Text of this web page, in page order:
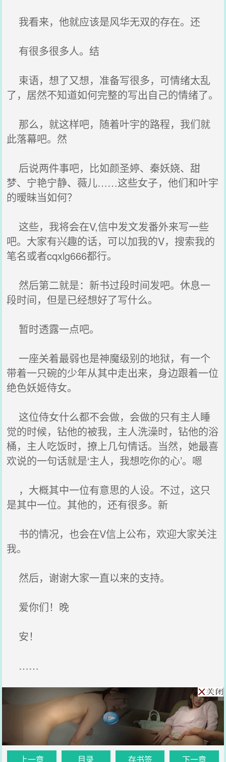
我看来，他就应该是风华无双的存在。还
有很多很多人。结
束语，想了又想，准备写很多，可情绪太乱
了，居然不知道如何完整的写出自己的情绪了。
那么，就这样吧，随着叶宇的路程，我们就
此落幕吧。然
后说两件事吧，比如颜圣婷、秦妖娆、甜
梦、宁艳宁静、薇儿……这些女子，他们和叶宇
的暧昧当如何？
这些，我将会在V,信中发文发番外来写一些
吧。大家有兴趣的话，可以加我的V，搜索我的
笔名或者cqxlg666都行。
然后第二就是：新书过段时间发吧。休息一
段时间，但是已经想好了写什么。
暂时透露一点吧。
一座关着最弱也是神魔级别的地狱，有一个
带着一只碗的少年从其中走出来，身边跟着一位
绝色妖姬侍女。
这位侍女什么都不会做，会做的只有主人睡
觉的时候，钻他的被我，主人洗澡时，钻他的浴
桶，主人吃饭时，撩上几句情话。当然，她最喜
欢说的一句话就是‘主人，我想吃你的心’。嗯
，大概其中一位有意思的人设。不过，这只
是其中一位。其他的，还有很多。新
书的情况，也会在V信上公布，欢迎大家关注
我。
然后，谢谢大家一直以来的支持。
爱你们！晚
安！
……
上一章 目录 存书签 下一章